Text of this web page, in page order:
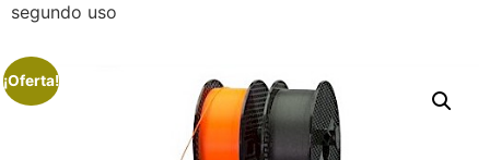
segundo uso
¡Oferta!